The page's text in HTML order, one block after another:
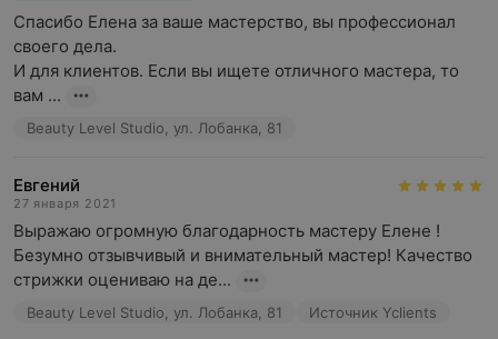
Спасибо Елена за ваше мастерство, вы профессионал
своего дела.
И для клиентов. Если вы ищете отличного мастера, то
вам ...
Beauty Level Studio, ул. Лобанка, 81
Евгений
27 января 2021
Выражаю огромную благодарность мастеру Елене !
Безумно отзывчивый и внимательный мастер! Качество
стрижки оцениваю на де...
Beauty Level Studio, ул. Лобанка, 81 Источник Yclients